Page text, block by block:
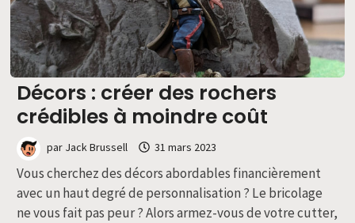
Décors : créer des rochers
crédibles à moindre coût
par Jack Brussell 31 mars 2023
Vous cherchez des décors abordables financièrement
avec un haut degré de personnalisation ? Le bricolage
ne vous fait pas peur ? Alors armez-vous de votre cutter,